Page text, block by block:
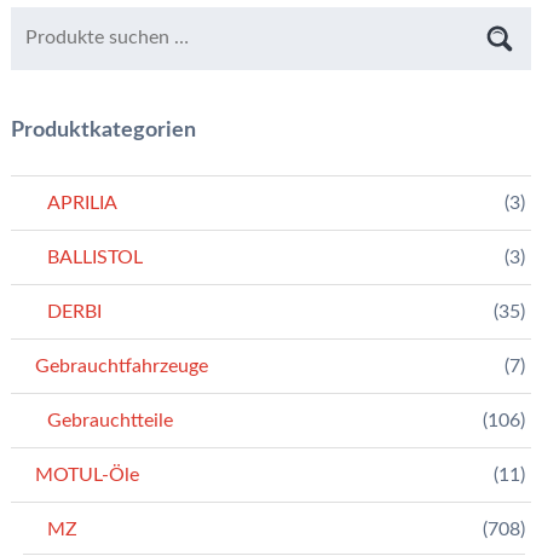
Produktkategorien
APRILIA (3)
BALLISTOL (3)
DERBI (35)
Gebrauchtfahrzeuge (7)
Gebrauchtteile (106)
MOTUL-Öle (11)
MZ (708)